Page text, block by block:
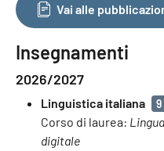
Vai alle
Insegnamenti
2026/2027
Linguistica italiana 9
Corso di laurea:
digitale